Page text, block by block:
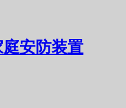
安防装置